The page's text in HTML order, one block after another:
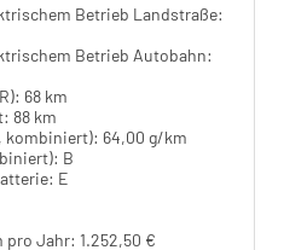
Betrieb Landstraße:
Betrieb Autobahn:
68 km
88 km
kombiniert): 64,00 g/km
B
E
pro Jahr: 1.252,50 €